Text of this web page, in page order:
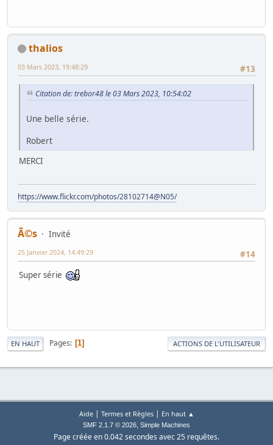
thalios
#13
03 Mars 2023, 19:48:29
Citation de: trebor48 le 03 Mars 2023, 10:54:02
Une belle série.
Robert
MERCI
https://www.flickr.com/photos/28102714@N05/
Ã©s
Invité
#14
25 Janvier 2024, 14:49:29
Super série
EN HAUT Pages 1 ACTIONS DE L'UTILISATEUR
Aide| Termes et Règles| En haut ▲
SMF 2.1.7 © 2026, Simple Machines
Page créée en 0.042 secondes avec 25 requêtes.